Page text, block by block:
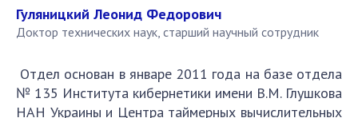
важнейшие результаты
СКИТ
научные подразделения
Гуляницкий Леонид Федорович
Доктор технических наук, старший научный сотрудник
Отдел основан в январе 2011 года на базе отдела
№ 135 Института кибернетики имени В.М. Глушкова
НАН Украины и Центра таймерных вычислительных